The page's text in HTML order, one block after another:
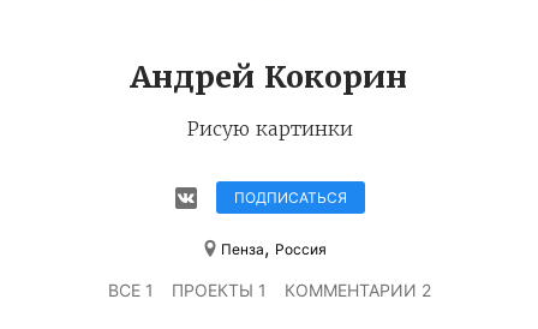
Андрей Кокорин
Рисую картинки
ПОДПИСАТЬСЯ
Пенза, Россия
ВСЕ 1 ПРОЕКТЫ 1 КОММЕНТАРИИ 2